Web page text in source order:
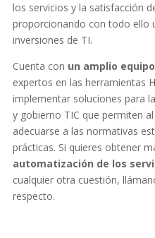
los servicios y la satisfacción
proporcionando con todo ello
inversiones de TI.
Cuenta con un amplio equipo
expertos en las herramientas
implementar soluciones para
y gobierno TIC que permiten
adecuarse a las normativas
prácticas. Si quieres obtener
automatización de los
cualquier otra cuestión,
respecto.